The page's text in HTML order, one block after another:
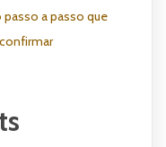
a passo que